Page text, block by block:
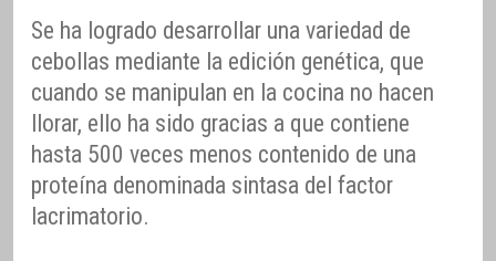
Se ha logrado desarrollar una variedad de
cebollas mediante la edición genética, que
cuando se manipulan en la cocina no hacen
llorar, ello ha sido gracias a que contiene
hasta 500 veces menos contenido de una
proteína denominada sintasa del factor
lacrimatorio.